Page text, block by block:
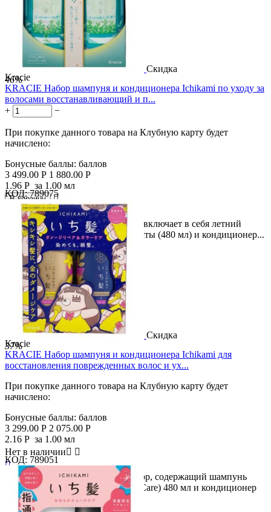
Скидка
46%
Kracie
KRACIE Набор шампуня и кондиционера Ichikami по уходу за
волосами восстанавливающий и п...
+
−
При покупке данного товара на Клубную карту будет
начислено:
Бонусные баллы: баллов
3 499.00 Р 1 880.00 Р
1.96 Р за 1.00 мл
В корзину

Описание продукта : Этот набор включает в себя летний
шампунь с ароматом японской мяты (480 мл) и кондиционер...
КОД: 789075
Скидка
37%
Kracie
KRACIE Набор шампуня и кондиционера Ichikami для
восстановления поврежденных волос и ух...
При покупке данного товара на Клубную карту будет
начислено:
Бонусные баллы: баллов
3 299.00 Р 2 075.00 Р
2.16 Р за 1.00 мл
Нет в наличии 

Описание продукта Парный набор, содержащий шампунь
Ichikami (Damage Repair & Color Care) 480 мл и кондиционер
480...
КОД: 789051